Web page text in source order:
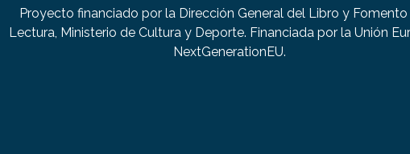
Proyecto financiado por la Dirección General del Libro y Fomento
Lectura, Ministerio de Cultura y Deporte. Financiada por la Unión
NextGenerationEU.